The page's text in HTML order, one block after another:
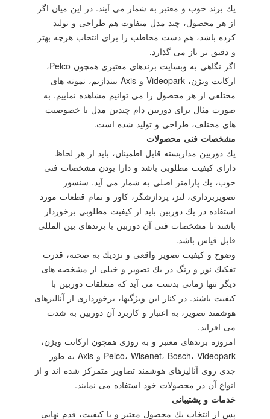
یك برند خوب و معتبر به شمار می آیند. در این میان اگر
از هر محصول، چند مدل متفاوت هم طراحی و تولید
كرده باشد، هم دست مخاطب را برای انتخاب هرچه بهتر
و دقیق تر باز می گذارد.
اگر نگاهی به وبسایت برندهای معتبری همچون Pelco،
اركانت ویژن، Videopark و Axis بیندازیم، نمونه های
مختلفی از هر محصول را می توانیم مشاهده نماییم. به
صورت مثال برای دوربین دام چندین مدل با خصوصیت
های مختلف، طراحی و تولید شده است.
مشخصات فنی محصولات
یك دوربین مداربسته قابل اطمینان، باید از هر لحاظ
دارای كیفیت مطلوبی باشد و دارا بودن مشخصات فنی
خوب، یك پارامتر اصلی به شمار می آید. سنسور
تصویربرداری، لنز، پردازشگر، كاور و تمام قطعات مورد
استفاده در یك دوربین باید از كیفیت مطلوبی برخوردار
باشند تا مشخصات فنی آن دوربین با برندهای بین المللی
قابل قیاس باشد.
وضوح و كیفیت تصویر واقعی و نزدیك به صحنه، قدرت
تفكیك نور و رنگ در یك تصویر و خیلی از مشخصه های
دیگر تنها زمانی بدست می آید كه متعلقات دوربین با
كیفیت باشند. در كنار این ویژگیها، برخورداری از آنالیزهای
هوشمند تصویر، به اعتبار و كاربرد آن دوربین به شدت
می افزاید.
امروزه برندهای معتبر و به روزی همچون اركانت ویژن،
Pelco، Wisenet، Bosch، Videopark و Axis به طور
جدی روی آنالیزهای هوشمند تصاویر متمركز شده اند و از
انواع آن در محصولات خود استفاده می نمایند.
خدمات و پشتیبانی
پس از انتخاب یك محصول معتبر و با كیفیت، قدم نهایی